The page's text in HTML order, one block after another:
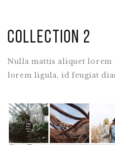
Collection 2
Nulla mattis aliquet
lorem ligula, id feugiat